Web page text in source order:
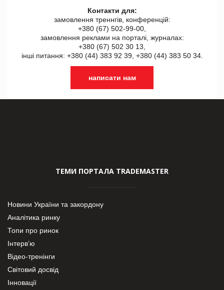
Контакти для:
замовлення треннгів, конференцій:
+380 (67) 502-99-00,
замовлення реклами на порталі, журналах:
+380 (67) 502 30 13,
інші питання: +380 (44) 383 92 39, +380 (44) 383 50 34.
написати нам
ТЕМИ ПОРТАЛА TRADEMASTER
Новини України та закордону
Аналітика ринку
Топи про ринок
Інтерв’ю
Відео-тренінги
Світовий досвід
Інновації